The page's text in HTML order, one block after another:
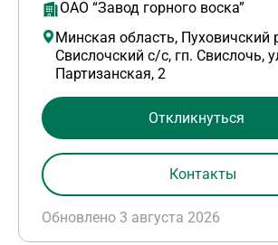
ОАО “Завод горного воска”
Минская область, Пуховичский
Свислочский с/с, гп. Свислочь,
Партизанская, 2
Обновлено 3 августа 2026
Откликнуться
Контакты